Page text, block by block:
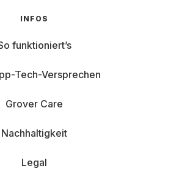
INFOS
funktioniert’s
Tech-Versprechen
Grover Care
Nachhaltigkeit
Legal